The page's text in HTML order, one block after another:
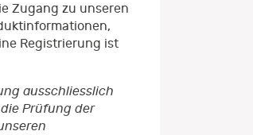
Zugang zu unseren
Registrierung ist
ausschliesslich
Prüfung der